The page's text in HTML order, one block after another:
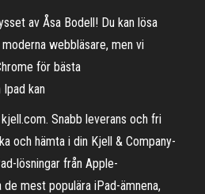
av Åsa Bodell! Du kan lösa
webbläsare, men vi
för bästa
Ipad kan
Snabb leverans och fri
och hämta i din Kjell & Company-
lösningar från Apple-
mest populära iPad-ämnena,